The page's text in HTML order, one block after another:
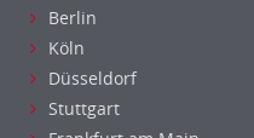
Berlin
Köln
Düsseldorf
Stuttgart